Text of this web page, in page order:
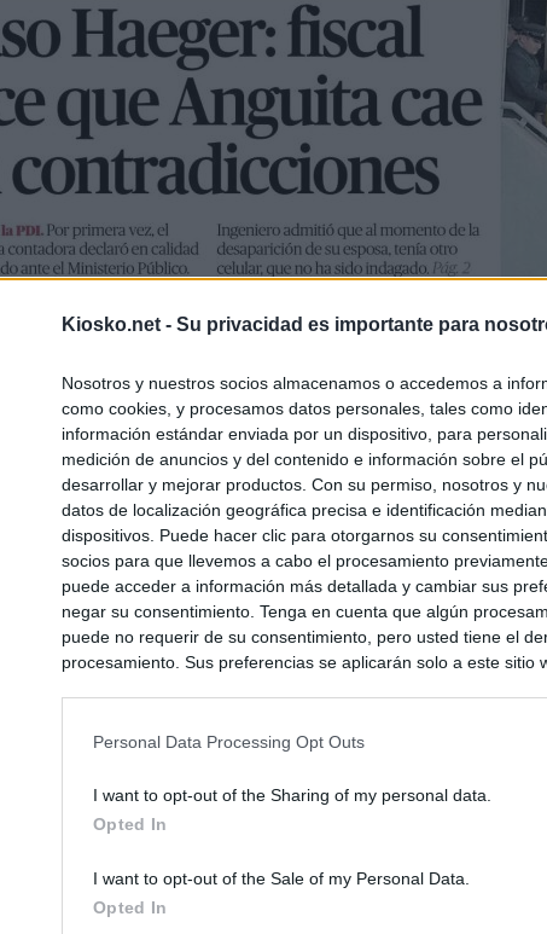
Kiosko.net - Su privacidad es importante para
Nosotros y nuestros socios almacenamos o accedemos a
como cookies, y procesamos datos personales, tales como
información estándar enviada por un dispositivo, para
medición de anuncios y del contenido e información sobre el
desarrollar y mejorar productos. Con su permiso, nosotros y
datos de localización geográfica precisa e identificación
dispositivos. Puede hacer clic para otorgarnos su
socios para que llevemos a cabo el procesamiento
puede acceder a información más detallada y cambiar sus
negar su consentimiento. Tenga en cuenta que algún
puede no requerir de su consentimiento, pero usted tiene el
procesamiento. Sus preferencias se aplicarán solo a este sitio
Personal Data Processing Opt Outs
I want to opt-out of the Sharing of my personal data.
Opted In
I want to opt-out of the Sale of my Personal Data.
Opted In